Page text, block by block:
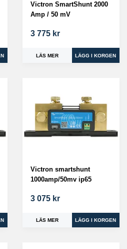
Victron SmartShunt 2000
Amp / 50 mV
3 775 kr
LÄS MER
Victron smartshunt
1000amp/50mv ip65
3 075 kr
LÄS MER